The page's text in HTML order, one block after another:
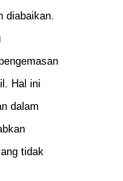
diabaikan.
Hal ini
dalam
tidak